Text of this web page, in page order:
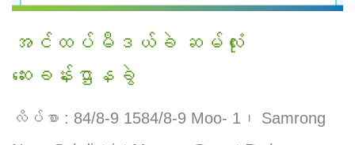
အင်ထပ်မီဒယ်ခဲ ဆမ်လုံး
ဆေးခန်း‌ဌာနခွဲ
လိပ်စာ : 84/8-9 1584/8-9 Moo- 1၊ Samrong